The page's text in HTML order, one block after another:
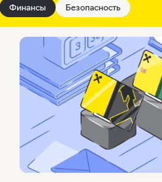
Финансы Безопасность